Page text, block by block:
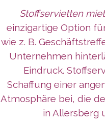
Stoffservietten
einzigartige Option
wie z. B.
Unternehmen
Eindruck.
Schaffung einer
Atmosphäre bei, die
in Allersberg